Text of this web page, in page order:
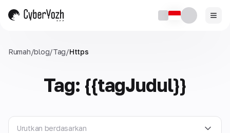
Rumah/blog/Tag/Https
Tag: {{tagJudul}}
Urutkan berdasarkan